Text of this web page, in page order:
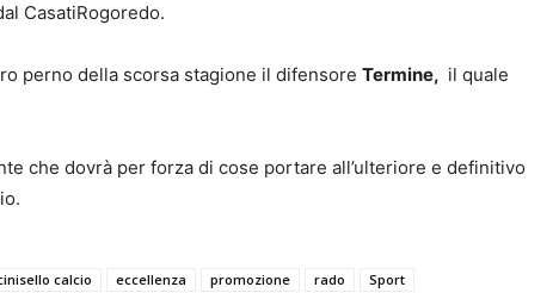
CasatiRogoredo.
perno della scorsa stagione il difensore Termine, il quale
che dovrà per forza di cose portare all’ulteriore e definitivo
calcio eccellenza promozione rado Sport